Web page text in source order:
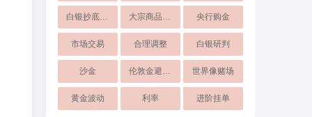
白银抄底技巧 大宗商品交易 央行购金
市场交易 合理调整 白银研判
沙金 伦敦金避险策略 世界像赌场
黄金波动 利率 进阶挂单